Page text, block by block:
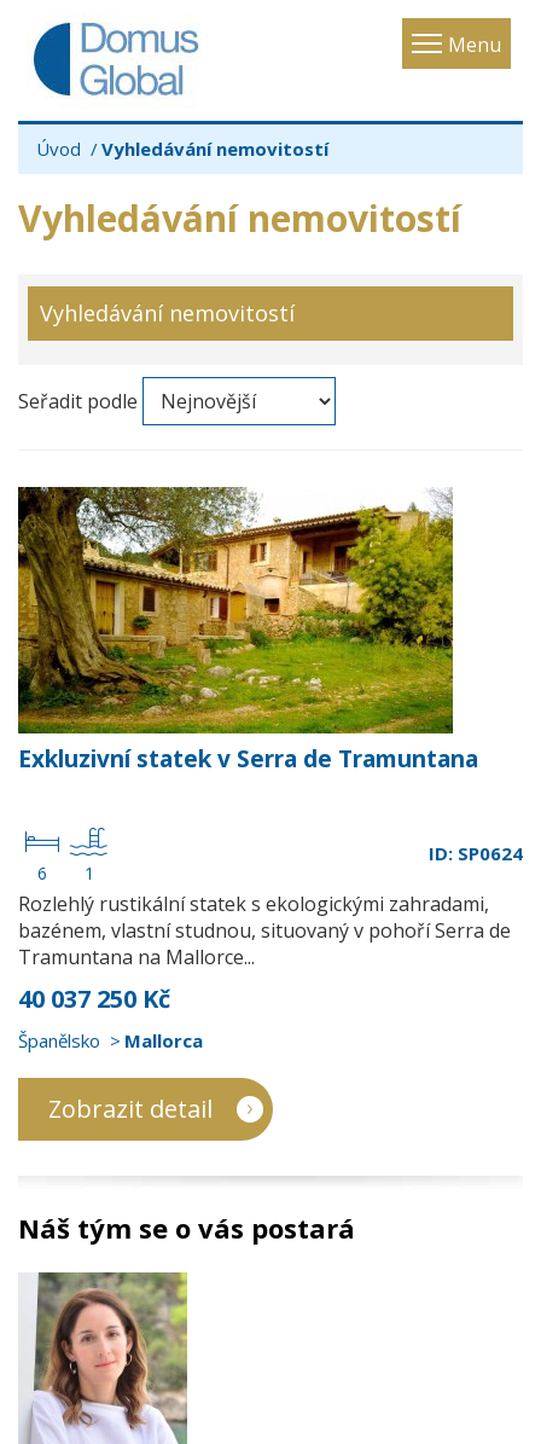
Menu
Toggle
Úvod Vyhledávání nemovitostí
Vyhledávání nemovitostí
Vyhledávání nemovitostí
Seřadit podle
Exkluzivní statek v Serra de Tramuntana
6 1
ID: SP0624
Rozlehlý rustikální statek s ekologickými zahradami,
bazénem, vlastní studnou, situovaný v pohoří Serra de
Tramuntana na Mallorce...
40 037 250 Kč
Španělsko Mallorca
Zobrazit detail
Náš tým se o vás postará